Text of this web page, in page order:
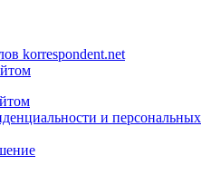
korrespondent.net
и персональных